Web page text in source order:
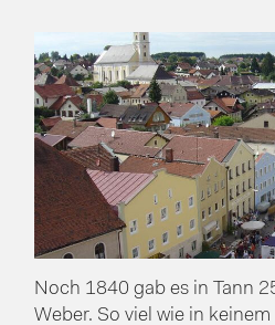
Noch 1840 gab es in Tann
Weber. So viel wie in